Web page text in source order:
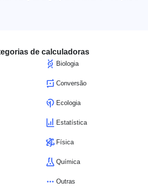
de calculadoras
Biologia
Conversão
Ecologia
Estatística
Física
Química
Outras